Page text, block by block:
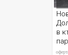
в
от